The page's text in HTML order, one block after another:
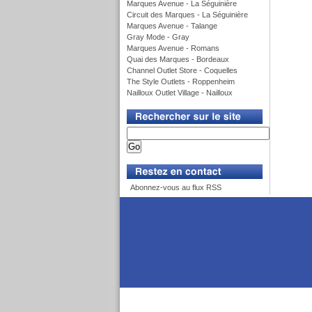
Marques Avenue - La Séguinière
Circuit des Marques - La Séguinière
Marques Avenue - Talange
Gray Mode - Gray
Marques Avenue - Romans
Quai des Marques - Bordeaux
Channel Outlet Store - Coquelles
The Style Outlets - Roppenheim
Nailloux Outlet Village - Nailloux
Abonnez-vous au flux RSS